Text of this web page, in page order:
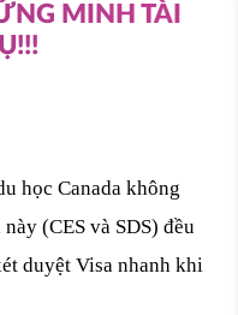
MINH TÀI
học Canada không
(CES và SDS) đều
duyệt Visa nhanh khi